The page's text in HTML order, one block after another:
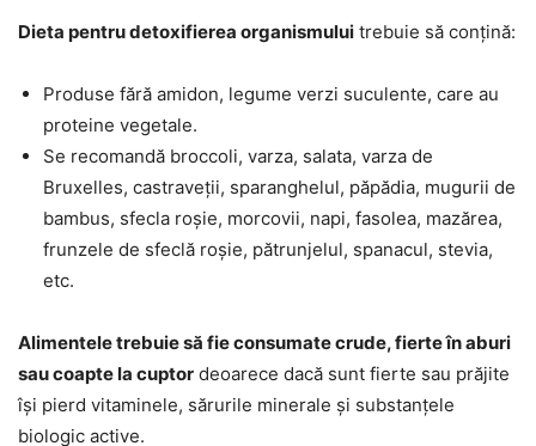
Dieta pentru detoxifierea organismului trebuie să conțină:
Produse fără amidon, legume verzi suculente, care au
proteine vegetale.
Se recomandă broccoli, varza, salata, varza de
Bruxelles, castraveții, sparanghelul, păpădia, mugurii de
bambus, sfecla roșie, morcovii, napi, fasolea, mazărea,
frunzele de sfeclă roșie, pătrunjelul, spanacul, stevia,
etc.
Alimentele trebuie să fie consumate crude, fierte în aburi
sau coapte la cuptor deoarece dacă sunt fierte sau prăjite
își pierd vitaminele, sărurile minerale și substanțele
biologic active.